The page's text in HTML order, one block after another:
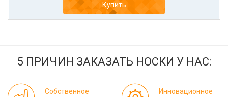
Купить
5 ПРИЧИН ЗАКАЗАТЬ НОСКИ У НАС:
Собственное
Инновационное